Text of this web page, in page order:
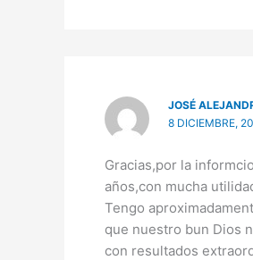
JOSÉ
8 DICIEMBRE,
Gracias,por la
años,con mucha
Tengo
que nuestro bun Dios
con resultados